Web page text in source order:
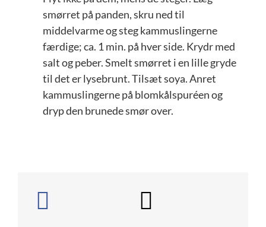
smørret på panden, skru ned til
middelvarme og steg kammuslingerne
færdige; ca. 1 min. på hver side. Krydr med
salt og peber. Smelt smørret i en lille gryde
til det er lysebrunt. Tilsæt soya. Anret
kammuslingerne på blomkålspuréen og
dryp den brunede smør over.